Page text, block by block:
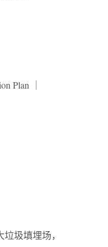
Plan ｜
圾填埋场，